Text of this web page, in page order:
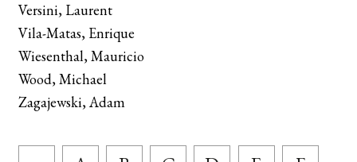
Versini, Laurent
Vila-Matas, Enrique
Wiesenthal, Mauricio
Wood, Michael
Zagajewski, Adam